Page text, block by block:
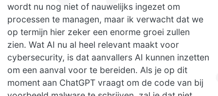
wordt nu nog niet of nauwelijks ingezet om
processen te managen, maar ik verwacht dat we
op termijn hier zeker een enorme groei zullen
zien. Wat AI nu al heel relevant maakt voor
cybersecurity, is dat aanvallers AI kunnen inzetten
om een aanval voor te bereiden. Als je op dit
moment aan ChatGPT vraagt om de code van bij